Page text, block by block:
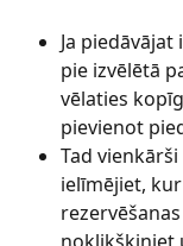
Ja
pie izvēlētā
vēlaties
pievienot
Tad vienkārši
ielīmējiet,